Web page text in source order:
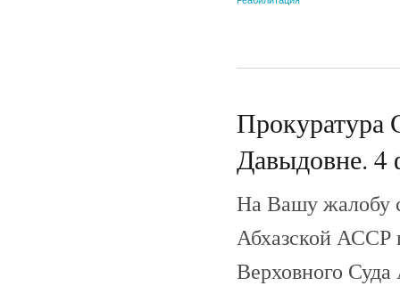
Прокуратура
Давыдовне. 4
На Вашу жалобу
Абхазской АССР
Верховного